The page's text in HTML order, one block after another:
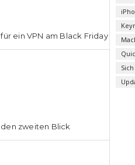
ein VPN am Black Friday
den zweiten Blick